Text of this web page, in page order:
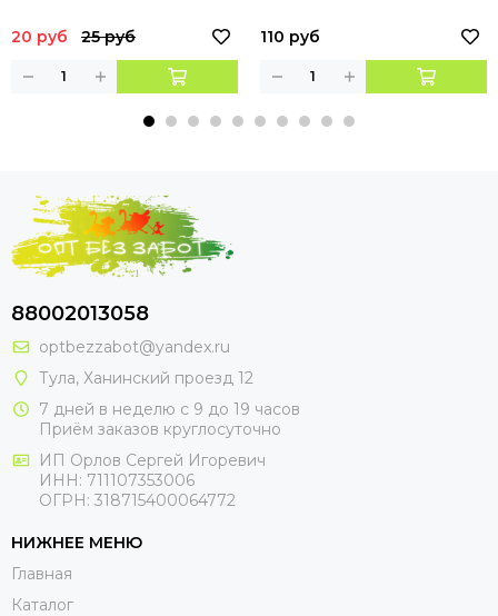
20 руб 25 руб 110 руб
88002013058
optbezzabot@yandex.ru
Тула, Ханинский проезд 12
7 дней в неделю с 9 до 19 часов
Приём заказов круглосуточно
ИП Орлов Сергей Игоревич
ИНН: 711107353006
ОГРН: 318715400064772
НИЖНЕЕ МЕНЮ
Главная
Каталог